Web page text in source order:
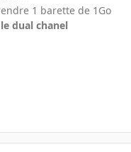
1 barette de 1Go
dual chanel